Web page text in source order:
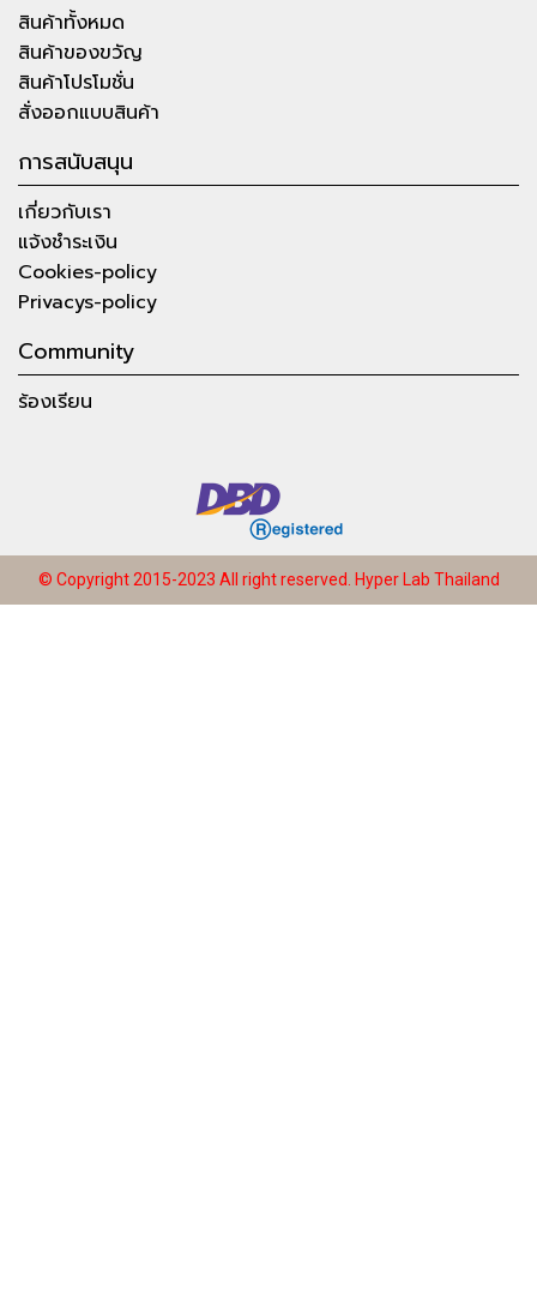
สินค้าทั้งหมด
สินค้าของขวัญ
สินค้าโปรโมชั่น
สั่งออกแบบสินค้า
การสนับสนุน
เกี่ยวกับเรา
แจ้งชำระเงิน
Cookies-policy
Privacys-policy
Community
ร้องเรียน
© Copyright 2015-2023 All right reserved. Hyper Lab Thailand